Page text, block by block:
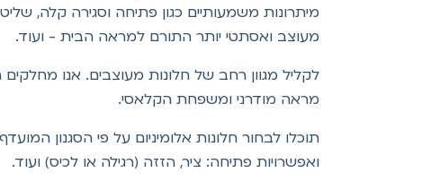
מיתרונות משמעותיים כגון פתיחה וסגירה קלה,
מעוצב ואסתטי יותר התורם למראה הבית - ועוד.
לקליל מגוון רחב של חלונות מעוצבים. אנו
מראה מודרני ומשפחת הקלאסי.
תוכלו לבחור חלונות אלומיניום על פי הסגנון
ואפשרויות פתיחה: ציר, הזזה (רגילה או לכיס) ועוד.